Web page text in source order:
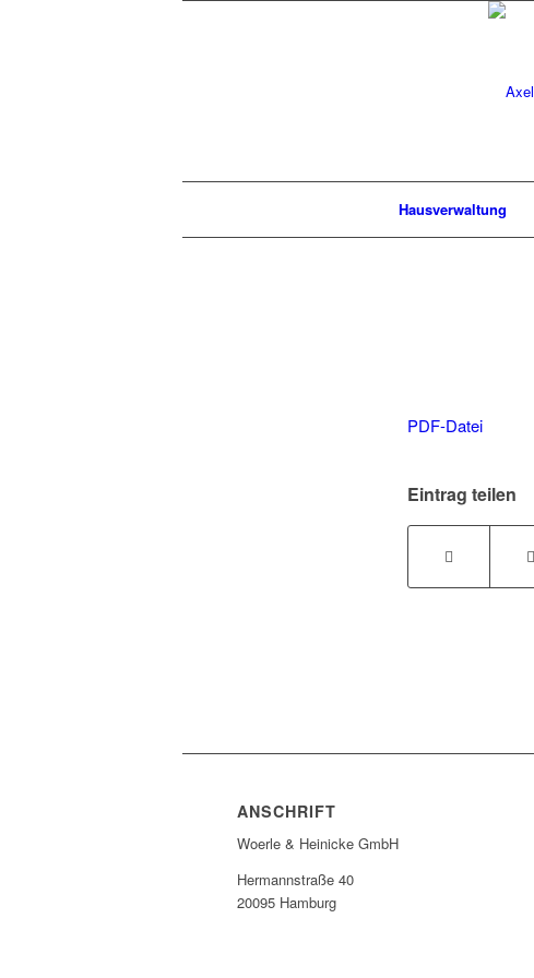
Hausverwaltung
PDF-Datei
Eintrag teilen
ANSCHRIFT
Woerle & Heinicke GmbH
Hermannstraße 40
20095 Hamburg